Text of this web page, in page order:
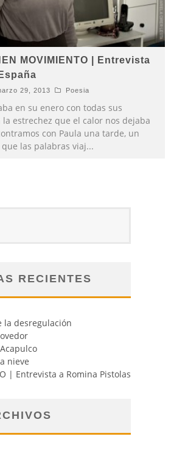
MOVIMIENTO | Entrevista
29, 2013 Poesia
en su enero con todas sus
estrechez que el calor nos dejaba
con Paula una tarde, un
las palabras viaj...
RECIENTES
la desregulación
nieve
| Entrevista a Romina Pistolas